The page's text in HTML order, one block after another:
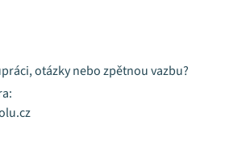
otázky nebo zpětnou vazbu?